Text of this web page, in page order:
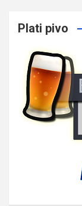
Plati pivo